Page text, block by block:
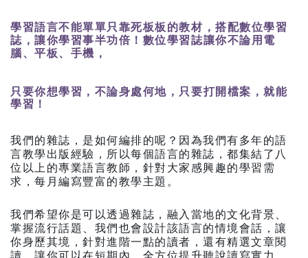
學習語言不能單單只靠死板板的教材，搭配數位學習
誌，讓你學習事半功倍！ 數位學習誌讓你不論用電
腦、平板、手機，
只要你想學習，不論身處何地，只要打開檔案，就能
學習！
我們的雜誌，是如何編排的呢？因為我們有多年的語
言教學出版經驗，所以每個語言的雜誌，都集結了八
位以上的專業語言教師，針對大家感興趣的學習需
求，每月編寫豐富的教學主題。
我們希望你是可以透過雜誌，融入當地的文化背景、
掌握流行話題、我們也會設計該語言的情境會話，讓
你身歷其境，針對進階一點的讀者，還有精選文章閱
讀，讓你可以在短期內，全方位提升聽說讀寫實力。